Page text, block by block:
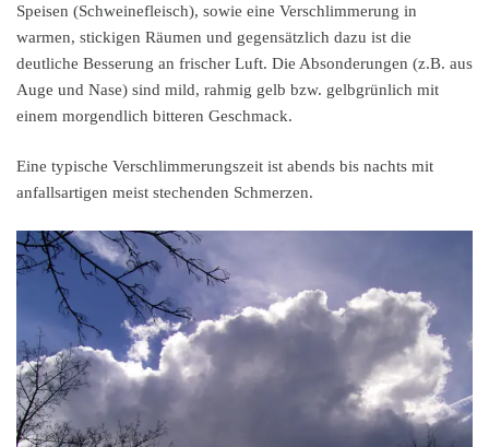
Speisen (Schweinefleisch), sowie eine Verschlimmerung in
warmen, stickigen Räumen und gegensätzlich dazu ist die
deutliche Besserung an frischer Luft. Die Absonderungen (z.B. aus
Auge und Nase) sind mild, rahmig gelb bzw. gelbgrünlich mit
einem morgendlich bitteren Geschmack.
Eine typische Verschlimmerungszeit ist abends bis nachts mit
anfallsartigen meist stechenden Schmerzen.